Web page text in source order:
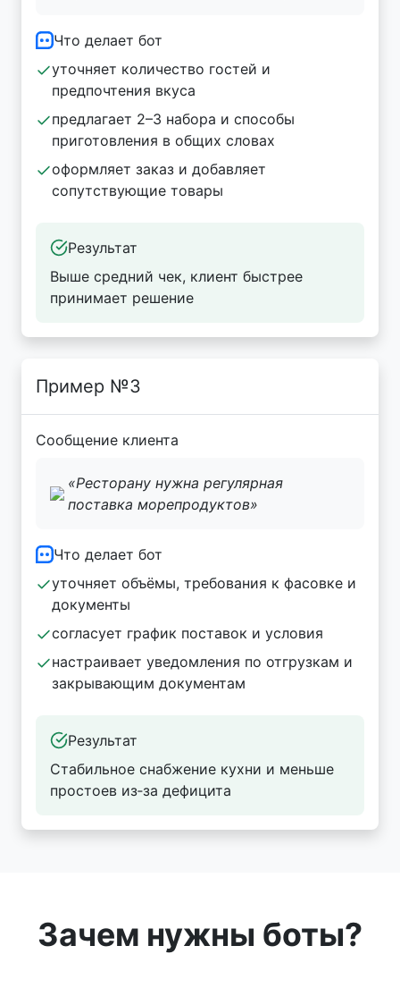
Что делает бот
уточняет количество гостей и
предпочтения вкуса
предлагает 2–3 набора и способы
приготовления в общих словах
оформляет заказ и добавляет
сопутствующие товары
Результат
Выше средний чек, клиент быстрее
принимает решение
Пример №3
Сообщение клиента
«Ресторану нужна регулярная
поставка морепродуктов»
Что делает бот
уточняет объёмы, требования к фасовке и
документы
согласует график поставок и условия
настраивает уведомления по отгрузкам и
закрывающим документам
Результат
Стабильное снабжение кухни и меньше
простоев из‑за дефицита
Зачем нужны боты?